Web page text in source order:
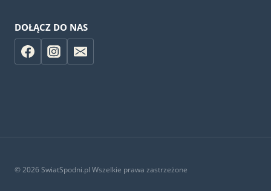
DOŁĄCZ DO NAS
© 2026 SwiatSpodni.pl Wszelkie prawa zastrzeżone